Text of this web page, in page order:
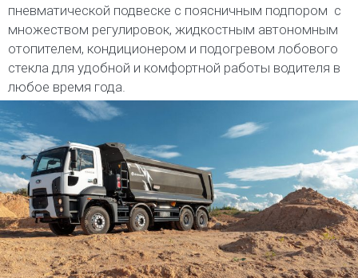
пневматической подвеске с поясничным подпором с
множеством регулировок, жидкостным автономным
отопителем, кондиционером и подогревом лобового
стекла для удобной и комфортной работы водителя в
любое время года.